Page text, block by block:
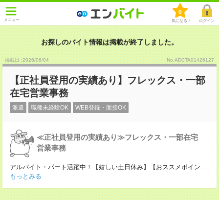
メニュー
0
気になる！ ログイン
お探しのバイト情報は掲載が終了しました。
掲載日 :2026/06/04 No.ADCTA01426127
【正社員登用の実績あり】フレックス・一部
在宅営業事務
派遣 職種未経験OK WEB登録・面接OK
≪正社員登用の実績あり≫フレックス・一部在宅
営業事務
アルバイト・パート活躍中！【嬉しい土日休み】【おススメポイン ...
もっとみる